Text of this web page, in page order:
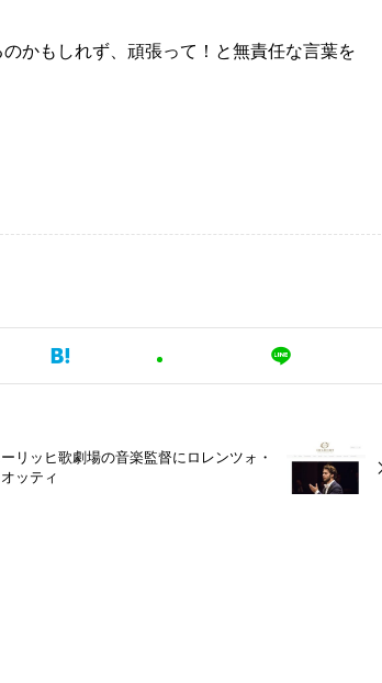
かもしれず、頑張って！と無責任な言葉を
リッヒ歌劇場の音楽監督にロレンツォ・
ッティ